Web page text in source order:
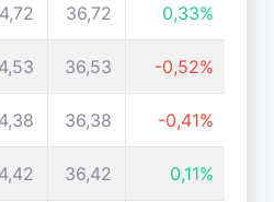
36,72 0,33%
36,53 -0,52%
36,38 -0,41%
36,42 0,11%